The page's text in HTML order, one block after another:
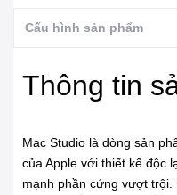
Cấu hình sản phẩm
Thông tin
Mac Studio là dòng sản
của Apple với thiết kế độc
mạnh phần cứng vượt